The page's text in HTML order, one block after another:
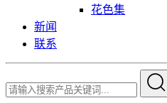
花色集
新闻
联系